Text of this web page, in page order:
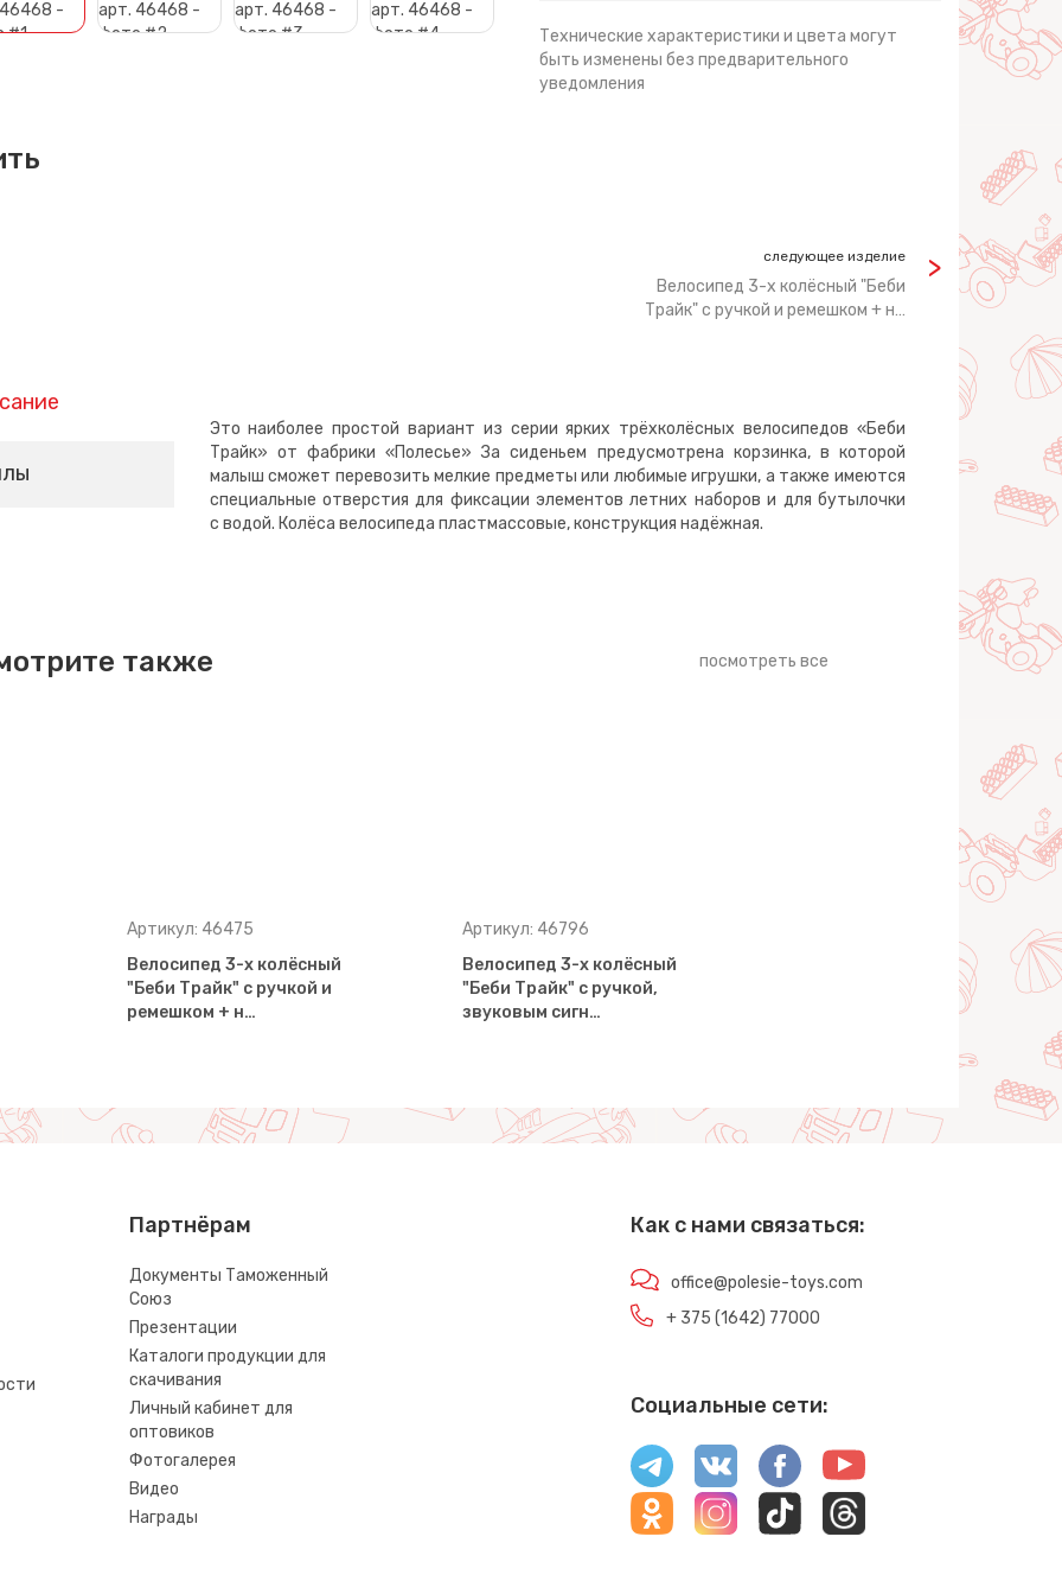
Технические характеристики и цвета могут
быть изменены без предварительного
уведомления
следующее изделие
Велосипед 3-х колёсный "Беби
Трайк" с ручкой и ремешком + н…
Это наиболее простой вариант из серии ярких трёхколёсных велосипедов «Беби
Трайк» от фабрики «Полесье» За сиденьем предусмотрена корзинка, в которой
малыш сможет перевозить мелкие предметы или любимые игрушки, а также имеются
специальные отверстия для фиксации элементов летних наборов и для бутылочки
с водой. Колёса велосипеда пластмассовые, конструкция надёжная.
также посмотреть все
Артикул: 46475
Велосипед 3-х колёсный
"Беби Трайк" с ручкой и
ремешком + н…
Артикул: 46796
Велосипед 3-х колёсный
"Беби Трайк" с ручкой,
звуковым сигн…
Партнёрам
Документы Таможенный
Союз
Презентации
Каталоги продукции для
скачивания
Личный кабинет для
оптовиков
Фотогалерея
Видео
Награды
Как с нами связаться:
office@polesie-toys.com
+ 375 (1642) 77000
Социальные сети: